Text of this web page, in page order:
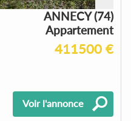
ANNECY (74)
Appartement
411500 €
Voir l'annonce